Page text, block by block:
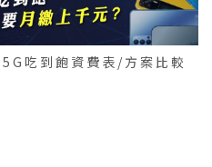
吃到飽資費表/方案比較